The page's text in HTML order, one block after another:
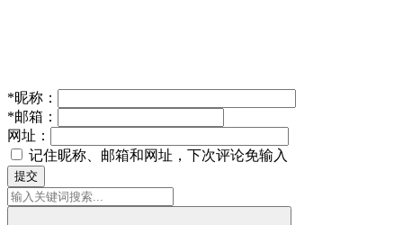
*昵称：
*邮箱：
网址：
记住昵称、邮箱和网址，下次评论免输入
提交